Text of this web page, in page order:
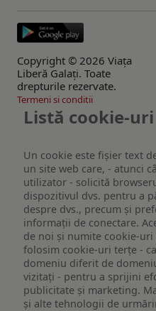
Copyright © 2026 Viaţa
Liberă Galaţi. Toate
drepturile rezervate.
Termeni si conditii
Listă cookie-uri
Un cookie este fişier text
un site web care, - atunci
utilizator - solicită
dispozitivul dvs. pentru a
despre dvs., precum și
informații de conectare.
de noi și numite cookie-uri
folosim cookie-uri terțe -
domeniu diferit de
vizitați - pentru a sprijini
publicitate și marketing.
și alte tehnologii de